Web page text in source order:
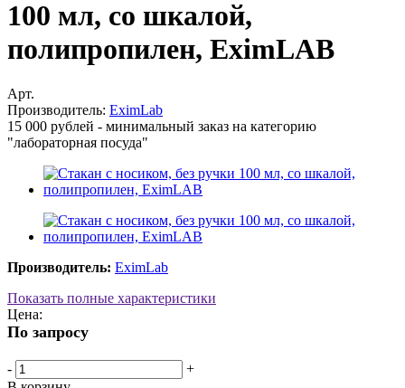
100 мл, со шкалой,
полипропилен, EximLAB
Арт.
Производитель: EximLab
15 000 рублей - минимальный заказ на категорию
"лабораторная посуда"
Производитель: EximLab
Показать полные характеристики
Цена:
По запросу
-
+